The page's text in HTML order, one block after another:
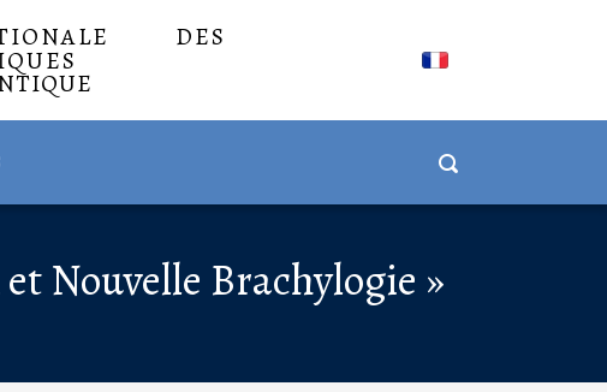
DES
Nouvelle Brachylogie »